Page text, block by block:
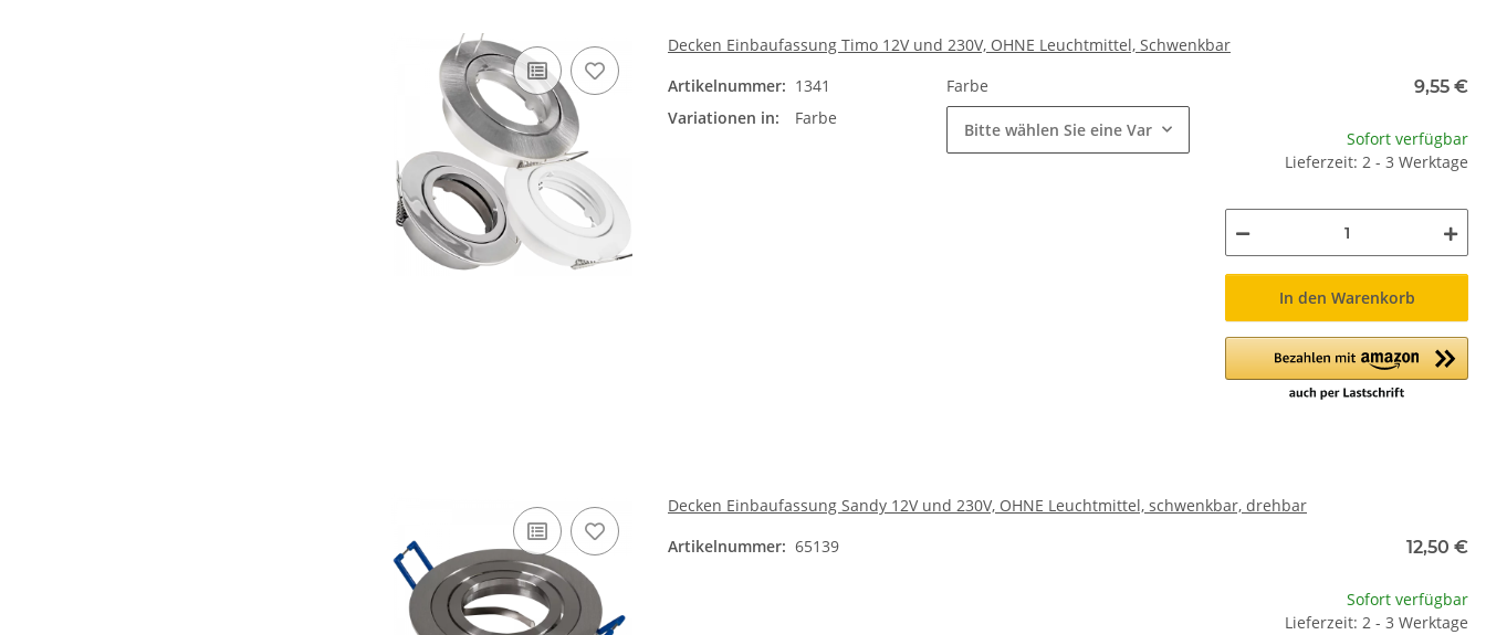
Decken Einbaufassung Timo 12V und 230V, OHNE Leuchtmittel, Schwenkbar
Artikelnummer: 1341
Variationen in:
Farbe
Farbe
Bitte wählen Sie eine Variation.
9,55 €
Sofort verfügbar
Lieferzeit: 2 - 3 Werktage
In den Warenkorb
Decken Einbaufassung Sandy 12V und 230V, OHNE Leuchtmittel, schwenkbar, drehbar
Artikelnummer: 65139 12,50 €
Sofort verfügbar
Lieferzeit: 2 - 3 Werktage